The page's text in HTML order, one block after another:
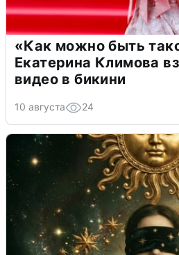
«Как можно быть
Екатерина Климова
видео в бикини
10 августа 24